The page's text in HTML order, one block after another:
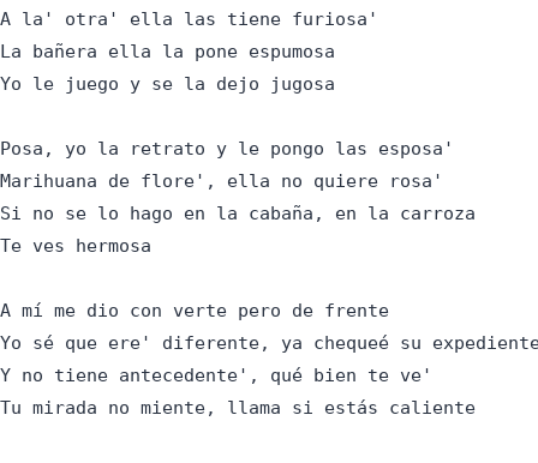
A la' otra' ella las tiene furiosa'
La bañera ella la pone espumosa
Yo le juego y se la dejo jugosa
Posa, yo la retrato y le pongo las esposa'
Marihuana de flore', ella no quiere rosa'
Si no se lo hago en la cabaña, en la carroza
Te ves hermosa
A mí me dio con verte pero de frente
Yo sé que ere' diferente, ya chequeé su
Y no tiene antecedente', qué bien te ve'
Tu mirada no miente, llama si estás caliente